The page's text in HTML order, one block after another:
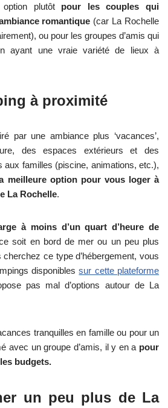
plutôt pour les couples qui
romantique (car La Rochelle
ou pour les groupes d’amis qui
ayant une vraie variété de lieux à
à proximité
par une ambiance plus ‘vacances’,
des espaces extérieurs et des
aux familles (piscine, animations, etc.),
meilleure option pour vous loger à
La Rochelle.
à moins d’un quart d’heure de
soit en bord de mer ou un peu plus
ce type d’hébergement, vous
disponiblessur cette plateforme
pas mal d’options autour de La
tranquilles en famille ou pour un
avec un groupe d’amis, il y en a pour
budgets.
un peu plus de La